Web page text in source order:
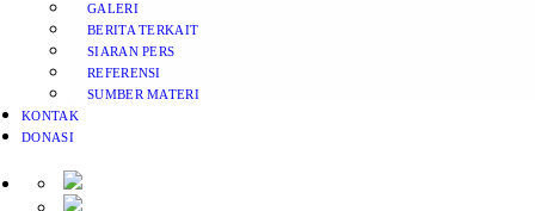
GALERI
BERITA TERKAIT
SIARAN PERS
REFERENSI
SUMBER MATERI
KONTAK
DONASI